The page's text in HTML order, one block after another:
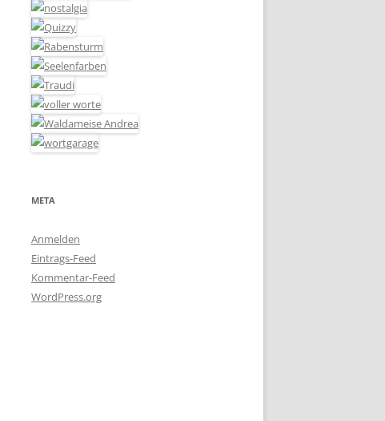
META
Anmelden
Eintrags-Feed
Kommentar-Feed
WordPress.org